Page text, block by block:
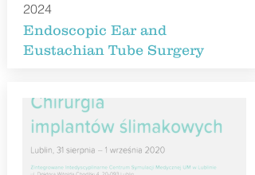
2024
Endoscopic Ear and
Eustachian Tube Surgery